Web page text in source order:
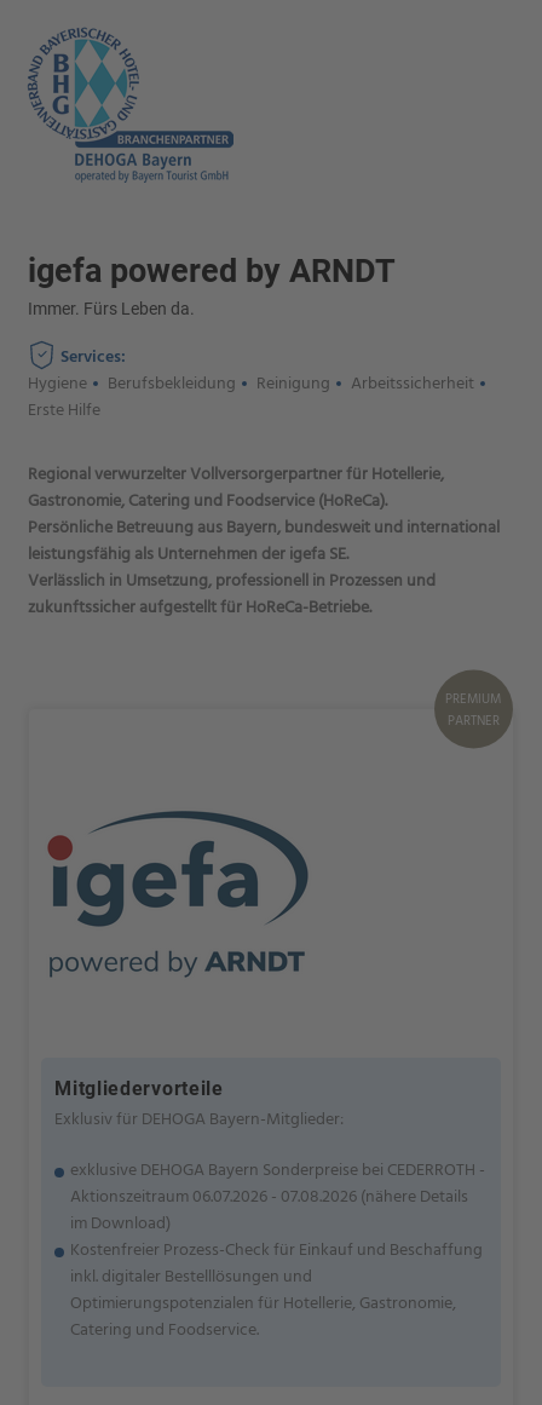
PREMIUM
PARTNER
Mitgliedervorteile
Exklusiv für DEHOGA Bayern-Mitglieder:
exklusive DEHOGA Bayern Sonderpreise bei CEDERROTH -
Aktionszeitraum 06.07.2026 - 07.08.2026 (nähere Details
im Download)
Kostenfreier Prozess-Check für Einkauf und Beschaffung
inkl. digitaler Bestelllösungen und
Optimierungspotenzialen für Hotellerie, Gastronomie,
Catering und Foodservice.
igefa powered by ARNDT
Immer. Fürs Leben da.
Services:
Hygiene
Berufsbekleidung Reinigung
Arbeitssicherheit
Erste Hilfe
Regional verwurzelter Vollversorgerpartner für Hotellerie,
Gastronomie, Catering und Foodservice (HoReCa).
Persönliche Betreuung aus Bayern, bundesweit und international
leistungsfähig als Unternehmen der igefa SE.
Verlässlich in Umsetzung, professionell in Prozessen und
zukunftssicher aufgestellt für HoReCa-Betriebe.